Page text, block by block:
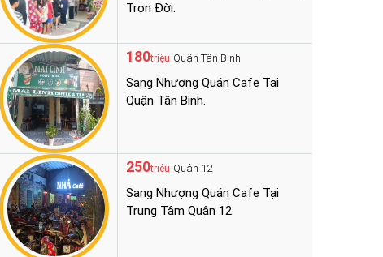
Trọn Đời.
180triệu Quận Tân Bình
Sang Nhượng Quán Cafe Tại
Quận Tân Bình.
250triệu Quận 12
Sang Nhượng Quán Cafe Tại
Trung Tâm Quận 12.